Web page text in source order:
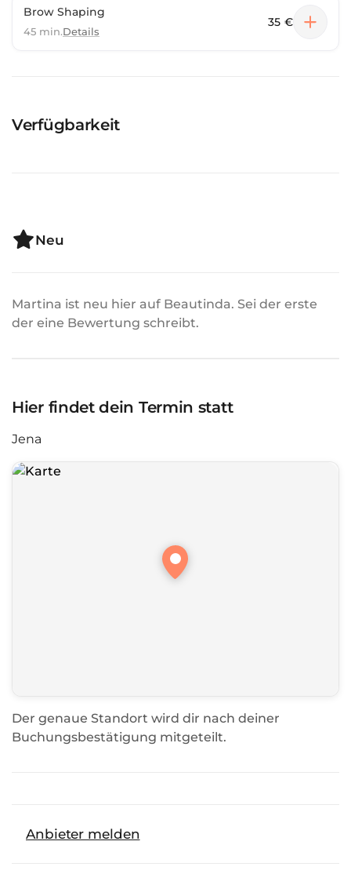
Brow Shaping
45 min.Details
35 €
Verfügbarkeit
Neu
Martina ist neu hier auf Beautinda. Sei der erste
der eine Bewertung schreibt.
Hier findet dein Termin statt
Jena
Der genaue Standort wird dir nach deiner
Buchungsbestätigung mitgeteilt.
Anbieter melden